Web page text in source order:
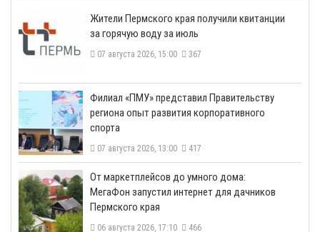
​Жители Пермского края получили квитанции
за горячую воду за июль
07 августа 2026, 15:00 367
​Филиал «ПМУ» представил Правительству
региона опыт развития корпоративного
спорта
07 августа 2026, 13:00 417
От маркетплейсов до умного дома:
МегаФон запустил интернет для дачников
Пермского края
06 августа 2026, 17:10 466